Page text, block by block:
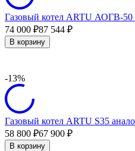
Газовый котел ARTU АОГВ-50
74 000 ₽87 544 ₽
В корзину
-13%
Газовый котел ARTU S35
58 800 ₽67 900 ₽
В корзину